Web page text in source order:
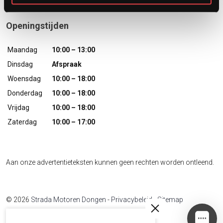
Openingstijden
Maandag
10:00 – 13:00
Dinsdag
Afspraak
Woensdag
10:00 – 18:00
Donderdag
10:00 – 18:00
Vrijdag
10:00 – 18:00
Zaterdag
10:00 – 17:00
Aan onze advertentieteksten kunnen geen rechten worden ontleend.
© 2026 Strada Motoren Dongen - Privacybeleid Sitemap